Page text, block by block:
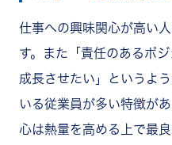
仕事への興味関心が高い
す。また「責任のあるポ
成長させたい」というよ
いる従業員が多い特徴が
心は熱量を高める上で最良